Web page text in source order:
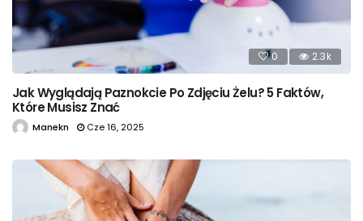
0 2.3k
Jak Wyglądają Paznokcie Po Zdjęciu Żelu? 5 Faktów,
Które Musisz Znać
Manekn Cze 16, 2025